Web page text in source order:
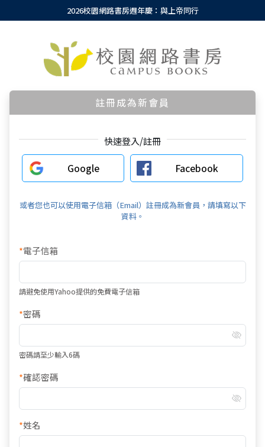
2026校園網路書房週年慶：與上帝同行
註冊成為新會員
快速登入/註冊
Google Facebook
或者您也可以使用電子信箱（Email）註冊成為新會員，請填寫以下
資料。
*電子信箱
請避免使用Yahoo提供的免費電子信箱
*密碼
密碼請至少輸入6碼
*確認密碼
*姓名